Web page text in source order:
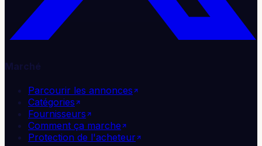
Marché
Parcourir les annonces
Catégories
Fournisseurs
Comment ça marche
Protection de l'acheteur